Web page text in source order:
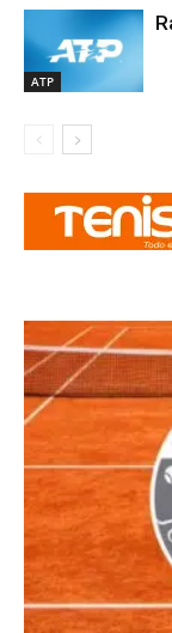
ATP